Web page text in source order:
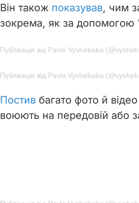
Він також показував, чим
зокрема, як за допомогою
Публікація від Pavlo Vyshebaba
Публікація від Pavlo Vyshebaba
Постив багато фото й
воюють на передовій або